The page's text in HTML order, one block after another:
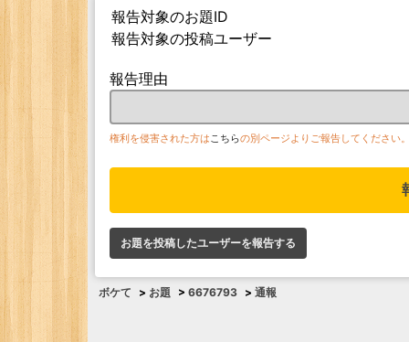
報告対象のお題ID
報告対象の投稿ユーザー
報告理由
権利を侵害された方はこちらの別ページよりご報告してください
お題を投稿したユーザーを報告する
ボケて > お題 > 6676793 > 通報